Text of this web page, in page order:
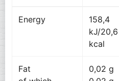
Energy
158,4
kJ/20,6
kcal
Fat
0,02 g